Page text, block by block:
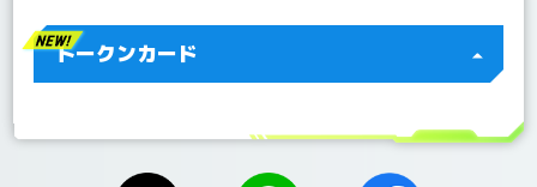
トークンカード